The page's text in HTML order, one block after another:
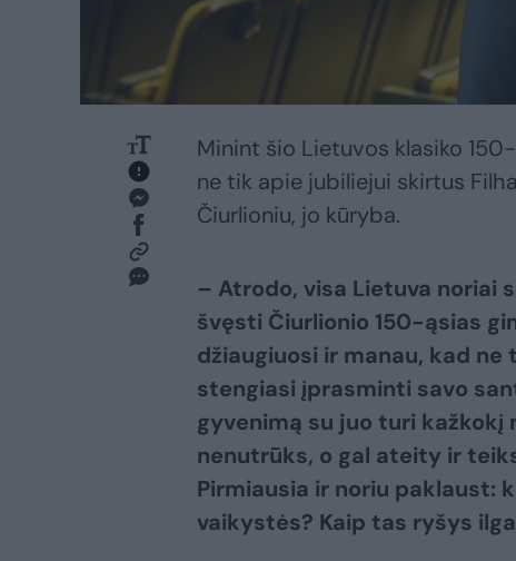
Minint šio Lietuvos klasiko
ne tik apie jubiliejui skirtus
Čiurlioniu, jo kūryba.
– Atrodo, visa Lietuva noriai
švęsti Čiurlionio 150-ąsias
džiaugiuosi ir manau, kad
stengiasi įprasminti savo
gyvenimą su juo turi kažkokį
nenutrūks, o gal ateity ir
Pirmiausia ir noriu paklaust:
vaikystės? Kaip tas ryšys